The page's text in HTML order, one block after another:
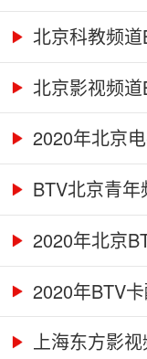
北京科教频
北京影视频
2020年北京
BTV北京青
2020年北京
2020年BTV
上海东方影